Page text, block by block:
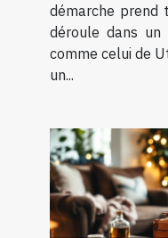
démarche prend
déroule dans un
comme celui de
un...